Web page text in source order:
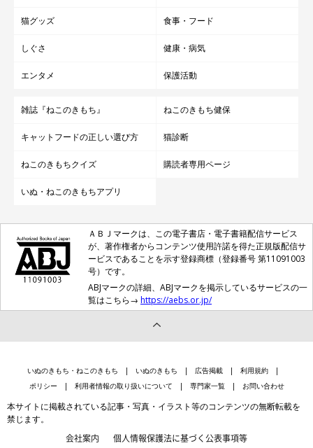
猫グッズ 食事・フード
しぐさ 健康・病気
エンタメ 保護活動
雑誌『ねこのきもち』 ねこのきもち健保
キャットフードの正しい選び方 猫診断
ねこのきもちクイズ 購読者専用ページ
いぬ・ねこのきもちアプリ
ＡＢＪマークは、この電子書店・電子書籍配信サービス
が、著作権者からコンテンツ使用許諾を得た正規版配信サ
ービスであることを示す登録商標（登録番号 第11091003
号）です。
ABJマークの詳細、ABJマークを掲示しているサービスの一
覧はこちら→ https://aebs.or.jp/
いぬのきもち・ねこのきもち いぬのきもち 広告掲載
利用規約
ポリシー
利用者情報の取り扱いについて 専門家一覧 お問い合わせ
本サイトに掲載されている記事・写真・イラスト等のコンテンツの無断転載を
禁じます。
会社案内 個人情報保護法に基づく公表事項等